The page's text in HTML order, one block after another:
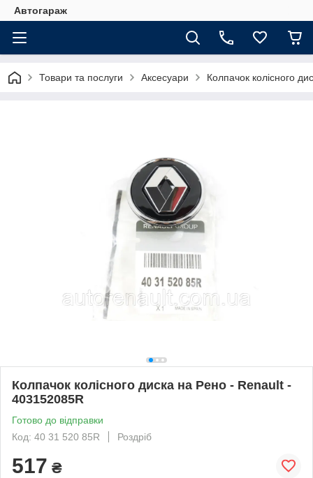
Автогараж
Товари та послуги Аксесуари Колпачок колісного
Колпачок колісного диска на Рено - Renault -
403152085R
Готово до відправки
Код: 40 31 520 85R
Роздріб
517 ₴